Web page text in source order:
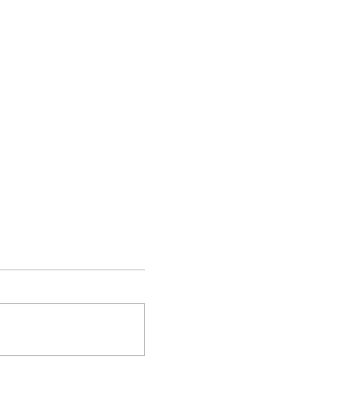
contraire aux principes
Article Marianne - le 28 septembre